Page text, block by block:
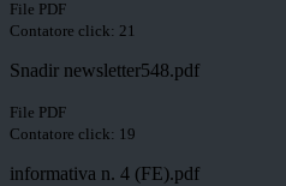
File PDF
Contatore click: 21
Snadir newsletter548.pdf
File PDF
Contatore click: 19
informativa n. 4 (FE).pdf